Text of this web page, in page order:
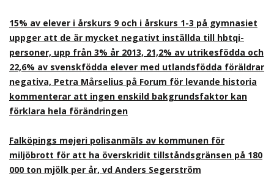
15% av elever i årskurs 9 och i årskurs 1-3 på gymnasiet
uppger att de är mycket negativt inställda till hbtqi-
personer, upp från 3% år 2013, 21,2% av utrikesfödda och
22,6% av svenskfödda elever med utlandsfödda föräldrar
negativa, Petra Mårselius på Forum för levande historia
kommenterar att ingen enskild bakgrundsfaktor kan
förklara hela förändringen
Falköpings mejeri polisanmäls av kommunen för
miljöbrott för att ha överskridit tillståndsgränsen på 180
000 ton mjölk per år, vd Anders Segerström